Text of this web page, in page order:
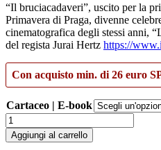
“Il bruciacadaveri”, uscito per la
Primavera di Praga, divenne
cinematografica degli stessi anni,
del regista Jurai Hertz https://
Con acquisto min. di 26 euro
Cartaceo | E-book
Il
bruciacadaveri
quantità
Aggiungi al carrello